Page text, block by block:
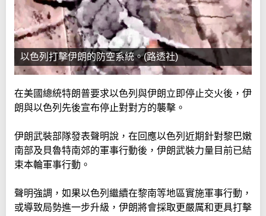
以色列打擊伊朗的防空系統。(路透社)
在美國總統特朗普要求以色列與伊朗立即停止交火後，伊
朗與以色列先後宣布停止對對方的襲擊。
伊朗武裝部隊發表聲明說，在回應以色列近期針對黎巴嫩
南部及貝魯特南郊的軍事行動後，伊朗武裝力量目前已結
束本輪軍事行動。
聲明強調，如果以色列繼續在黎南等地區實施軍事行動，
或導致局勢進一步升級，伊朗將會採取更嚴厲和更具打擊